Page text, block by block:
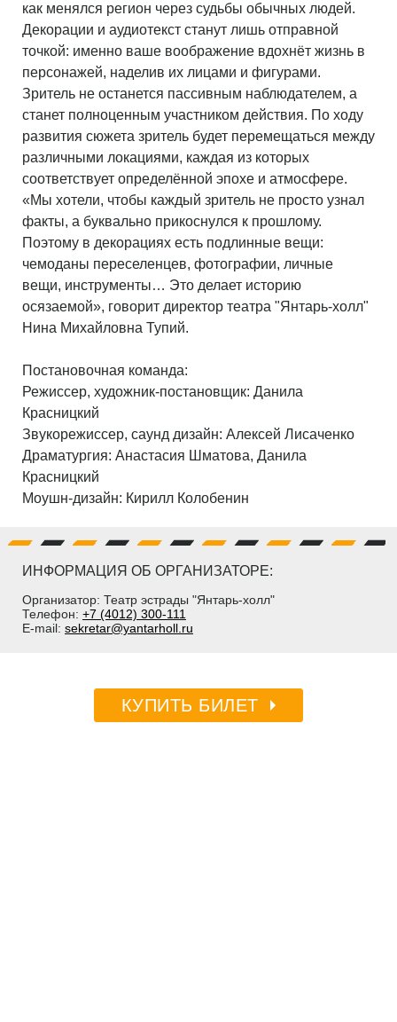
как менялся регион через судьбы обычных людей.
Декорации и аудиотекст станут лишь отправной
точкой: именно ваше воображение вдохнёт жизнь в
персонажей, наделив их лицами и фигурами.
Зритель не останется пассивным наблюдателем, а
станет полноценным участником действия. По ходу
развития сюжета зритель будет перемещаться между
различными локациями, каждая из которых
соответствует определённой эпохе и атмосфере.
«Мы хотели, чтобы каждый зритель не просто узнал
факты, а буквально прикоснулся к прошлому.
Поэтому в декорациях есть подлинные вещи:
чемоданы переселенцев, фотографии, личные
вещи, инструменты… Это делает историю
осязаемой», говорит директор театра "Янтарь-холл"
Нина Михайловна Тупий.
Постановочная команда:
Режиссер, художник-постановщик: Данила
Красницкий
Звукорежиссер, саунд дизайн: Алексей Лисаченко
Драматургия: Анастасия Шматова, Данила
Красницкий
Моушн-дизайн: Кирилл Колобенин
ИНФОРМАЦИЯ ОБ ОРГАНИЗАТОРЕ:
Организатор: Театр эстрады "Янтарь-холл"
Телефон: +7 (4012) 300-111
E-mail: sekretar@yantarholl.ru
КУПИТЬ БИЛЕТ